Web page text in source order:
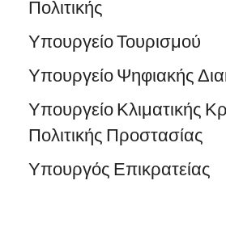
Πολιτικής
Υπουργείο Τουρισμού
Υπουργείο Ψηφιακής
Υπουργείο Κλιματικής
Πολιτικής Προστασίας
Υπουργός Επικρατείας